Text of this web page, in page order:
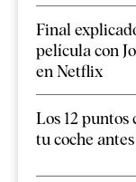
Final
película con
en Netflix
Los 12 puntos
tu coche